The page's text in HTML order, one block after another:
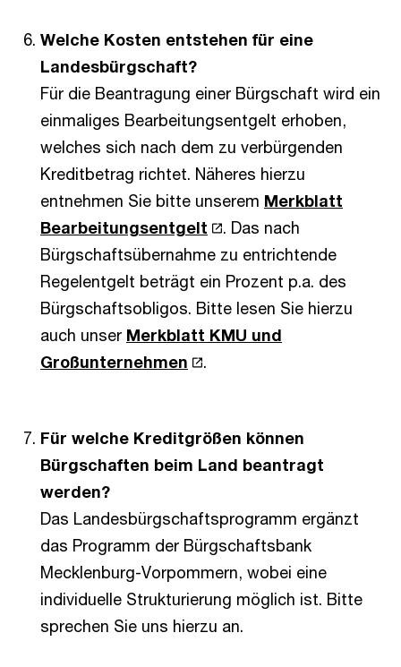
Welche Kosten entstehen für eine
Landesbürgschaft?
Für die Beantragung einer Bürgschaft wird ein
einmaliges Bearbeitungsentgelt erhoben,
welches sich nach dem zu verbürgenden
Kreditbetrag richtet. Näheres hierzu
entnehmen Sie bitte unserem Merkblatt
Bearbeitungsentgelt
. Das nach
Bürgschaftsübernahme zu entrichtende
Regelentgelt beträgt ein Prozent p.a. des
Bürgschaftsobligos. Bitte lesen Sie hierzu
auch unser Merkblatt KMU und
Großunternehmen
.
Für welche Kreditgrößen können
Bürgschaften beim Land beantragt
werden?
Das Landesbürgschaftsprogramm ergänzt
das Programm der Bürgschaftsbank
Mecklenburg-Vorpommern, wobei eine
individuelle Strukturierung möglich ist. Bitte
sprechen Sie uns hierzu an.